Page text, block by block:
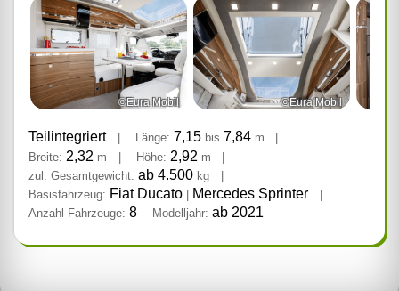
©Eura Mobil ©Eura Mobil
Teilintegriert Länge: 7,15 bis 7,84 m
Breite: 2,32 m | Höhe: 2,92 m
|
zul. Gesamtgewicht: ab 4.500 kg
Basisfahrzeug: Fiat Ducato Mercedes Sprinter
Anzahl Fahrzeuge: 8 Modelljahr: ab 2021